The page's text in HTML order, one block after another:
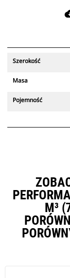
Szerokość
Masa
Pojemność
M³